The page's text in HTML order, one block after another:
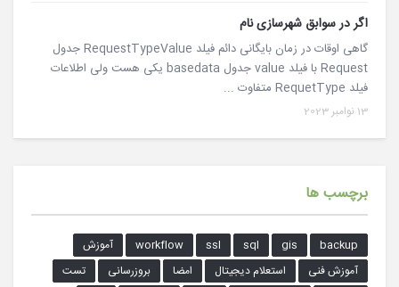
اگر در سوابق شهرسازی نام
گاهی اوقات در زمان بایگانی دائم فیلد RequestTypeValue جدول
Request با فیلد value جدول basedata یکی هست ولی اطلاعات
فیلد RequetType متفاوت ...
13 نوامبر 2023
برچسب ها
backup
gis
sql
ssl
workflow
آموزش
آموزش فنی
استعلام دیجیتال امضا بروزرسانی
تست